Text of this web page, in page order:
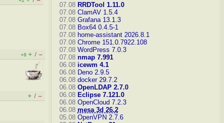
+8 + / –
+ / –
07.08 RRDTool 1.11.0
07.08 ClamAV 1.5.4
07.08 Grafana 13.1.3
07.08 Box64 0.4.5-1
07.08 home-assistant 2026.8.1
07.08 Chrome 151.0.7922.108
07.08 WordPress 7.0.3
07.08 nmap 7.991
06.08 icewm 4.1
06.08 Deno 2.9.5
06.08 docker 29.7.2
06.08 OpenLDAP 2.7.0
06.08 Eclipse 7.121.0
06.08 OpenCloud 7.2.3
06.08 mesa 3d 26.2
05.08 OpenVPN 2.7.6